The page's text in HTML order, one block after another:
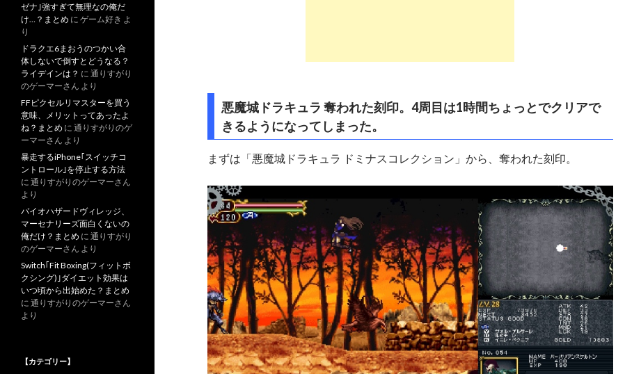
悪魔城ドラキュラ 奪われた刻印。4周目は1時間ちょっとでクリアで
きるようになってしまった。
まずは「悪魔城ドラキュラ ドミナスコレクション」から、奪われた刻印。
ゼナ｣強すぎて無理なの俺だ
け…？まとめ に ゲーム好き よ
り
ドラクエ6まおうのつかい合
体しないで倒すとどうなる？
ライデインは？ に 通りすがり
のゲーマーさん より
FFピクセルリマスターを買う
意味、メリットってあったよ
ね？まとめ に 通りすがりのゲ
ーマーさん より
暴走するiPhone｢スイッチコ
ントロール｣を停止する方法
に 通りすがりのゲーマーさん
より
バイオハザードヴィレッジ、
マーセナリーズ面白くないの
俺だけ？まとめ に 通りすがり
のゲーマーさん より
Switch｢Fit Boxing(フィットボ
クシング)｣ダイエット効果は
いつ頃から出始めた？まとめ
に 通りすがりのゲーマーさん
より
【カテゴリー】